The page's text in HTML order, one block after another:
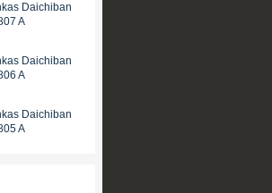
Daichiban
A
Daichiban
A
Daichiban
A